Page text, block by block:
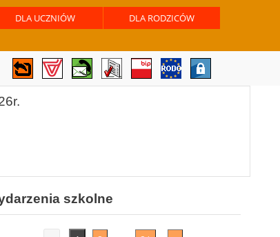
DLA UCZNIÓW DLA RODZICÓW
szkolne